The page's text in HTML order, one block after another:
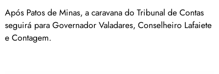
Após Patos de Minas, a caravana do Tribunal de Contas
seguirá para Governador Valadares, Conselheiro Lafaiete
e Contagem.